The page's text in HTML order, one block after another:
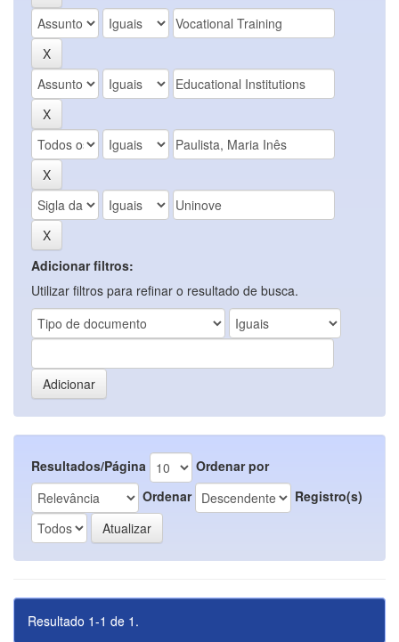
Adicionar filtros:
Utilizar filtros para refinar o resultado de busca.
Resultados/Página
Ordenar por
Ordenar
Registro(s)
Resultado 1-1 de 1.